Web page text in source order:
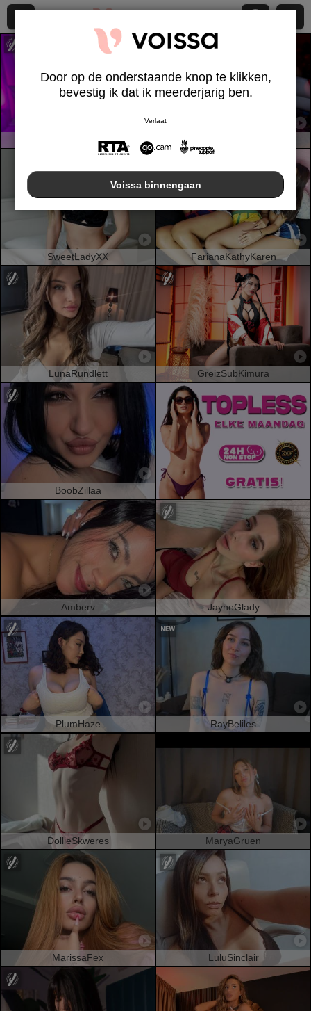
IsabellaaSmith
SweetLadyXX FarianaKathyKaren
LunaRundlett GreizSubKimura
BoobZillaa
Amberv JayneGlady
PlumHaze RayBeliles
DollieSkweres MaryaGruen
MarissaFex LuluSinclair
Door op de onderstaande knop te klikken,
bevestig ik dat ik meerderjarig ben.
Verlaat
Voissa binnengaan